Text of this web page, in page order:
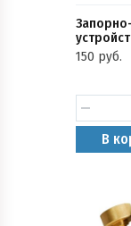
М24) к
150 руб.
В